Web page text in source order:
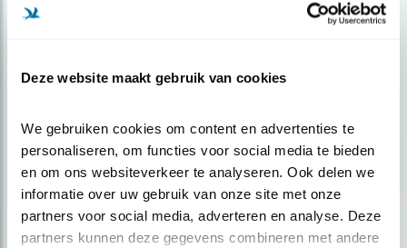
Deze website maakt gebruik van cookies
We gebruiken cookies om content en advertenties te
personaliseren, om functies voor social media te bieden
en om ons websiteverkeer te analyseren. Ook delen we
informatie over uw gebruik van onze site met onze
partners voor social media, adverteren en analyse. Deze
partners kunnen deze gegevens combineren met andere
over vogels en activiteiten van Vogelbescherming.